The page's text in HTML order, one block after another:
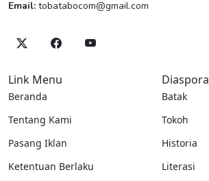
Email: tobatabocom@gmail.com
Link Menu
Beranda
Tentang Kami
Pasang Iklan
Ketentuan Berlaku
Diaspora
Batak
Tokoh
Historia
Literasi